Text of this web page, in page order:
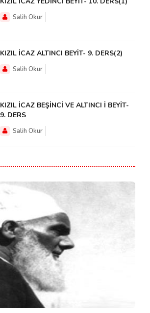
Salih Okur
KIZIL İCAZ ALTINCI BEYİT- 9. DERS(2)
Salih Okur
KIZIL İCAZ BEŞİNCİ VE ALTINCI İ BEYİT-
9. DERS
Salih Okur